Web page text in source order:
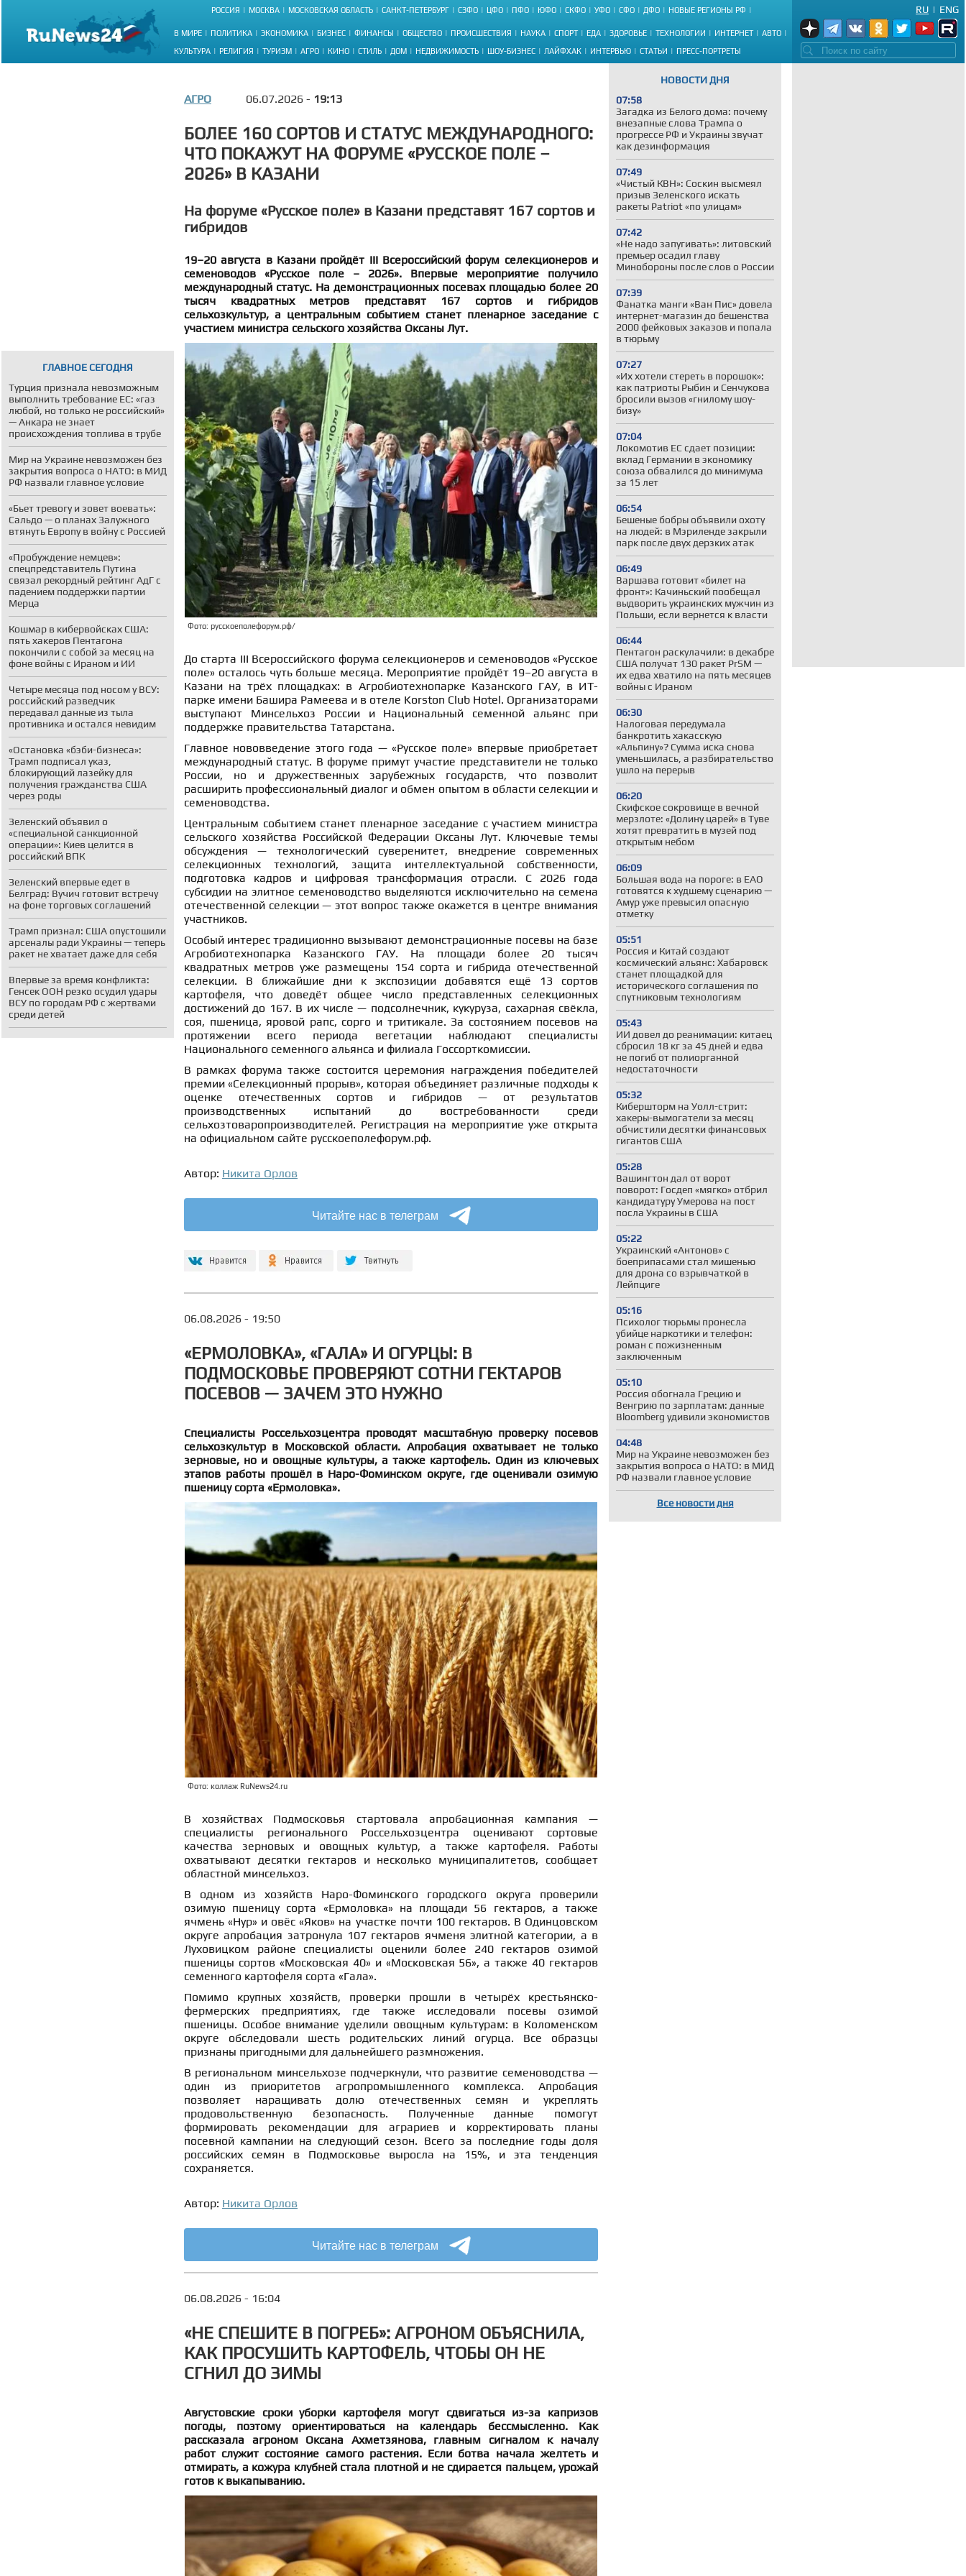
РОССИЯ МОСКВА МОСКОВСКАЯ ОБЛАСТЬ САНКТ-ПЕТЕРБУРГ СЗФО ЦФО ПФО ЮФО СКФО УФО СФО ДФО НОВЫЕ РЕГИОНЫ РФ
В МИРЕ ПОЛИТИКА ЭКОНОМИКА БИЗНЕС ФИНАНСЫ ОБЩЕСТВО ПРОИСШЕСТВИЯ НАУКА СПОРТ ЕДА ЗДОРОВЬЕ ТЕХНОЛОГИИ ИНТЕРНЕТ АВТО
КУЛЬТУРА РЕЛИГИЯ ТУРИЗМ АГРО КИНО СТИЛЬ ДОМ НЕДВИЖИМОСТЬ ШОУ-БИЗНЕС ЛАЙФХАК ИНТЕРВЬЮ СТАТЬИ ПРЕСС-ПОРТРЕТЫ
ENG
|
RU
ГЛАВНОЕ СЕГОДНЯ
Турция признала невозможным
выполнить требование ЕС: «газ
любой, но только не российский»
— Анкара не знает
происхождения топлива в трубе
Мир на Украине невозможен без
закрытия вопроса о НАТО: в МИД
РФ назвали главное условие
«Бьет тревогу и зовет воевать»:
Сальдо — о планах Залужного
втянуть Европу в войну с Россией
«Пробуждение немцев»:
спецпредставитель Путина
связал рекордный рейтинг АдГ с
падением поддержки партии
Мерца
Кошмар в кибервойсках США:
пять хакеров Пентагона
покончили с собой за месяц на
фоне войны с Ираном и ИИ
Четыре месяца под носом у ВСУ:
российский разведчик
передавал данные из тыла
противника и остался невидим
«Остановка «бэби-бизнеса»:
Трамп подписал указ,
блокирующий лазейку для
получения гражданства США
через роды
Зеленский объявил о
«специальной санкционной
операции»: Киев целится в
российский ВПК
Зеленский впервые едет в
Белград: Вучич готовит встречу
на фоне торговых соглашений
Трамп признал: США опустошили
арсеналы ради Украины — теперь
ракет не хватает даже для себя
Впервые за время конфликта:
Генсек ООН резко осудил удары
ВСУ по городам РФ с жертвами
среди детей
НОВОСТИ ДНЯ
07:58
Загадка из Белого дома: почему
внезапные слова Трампа о
прогрессе РФ и Украины звучат
как дезинформация
07:49
«Чистый КВН»: Соскин высмеял
призыв Зеленского искать
ракеты Patriot «по улицам»
07:42
«Не надо запугивать»: литовский
премьер осадил главу
Минобороны после слов о России
07:39
Фанатка манги «Ван Пис» довела
интернет-магазин до бешенства
2000 фейковых заказов и попала
в тюрьму
07:27
«Их хотели стереть в порошок»:
как патриоты Рыбин и Сенчукова
бросили вызов «гнилому шоу-
бизу»
07:04
Локомотив ЕС сдает позиции:
вклад Германии в экономику
союза обвалился до минимума
за 15 лет
06:54
Бешеные бобры объявили охоту
на людей: в Мэриленде закрыли
парк после двух дерзких атак
06:49
Варшава готовит «билет на
фронт»: Качиньский пообещал
выдворить украинских мужчин из
Польши, если вернется к власти
06:44
Пентагон раскулачили: в декабре
США получат 130 ракет PrSM —
их едва хватило на пять месяцев
войны с Ираном
06:30
Налоговая передумала
банкротить хакасскую
«Альпину»? Сумма иска снова
уменьшилась, а разбирательство
ушло на перерыв
06:20
Скифское сокровище в вечной
мерзлоте: «Долину царей» в Туве
хотят превратить в музей под
открытым небом
06:09
Большая вода на пороге: в ЕАО
готовятся к худшему сценарию —
Амур уже превысил опасную
отметку
05:51
Россия и Китай создают
космический альянс: Хабаровск
станет площадкой для
исторического соглашения по
спутниковым технологиям
05:43
ИИ довел до реанимации: китаец
сбросил 18 кг за 45 дней и едва
не погиб от полиорганной
недостаточности
05:32
Кибершторм на Уолл-стрит:
хакеры-вымогатели за месяц
обчистили десятки финансовых
гигантов США
05:28
Вашингтон дал от ворот
поворот: Госдеп «мягко» отбрил
кандидатуру Умерова на пост
посла Украины в США
05:22
Украинский «Антонов» с
боеприпасами стал мишенью
для дрона со взрывчаткой в
Лейпциге
05:16
Психолог тюрьмы пронесла
убийце наркотики и телефон:
роман с пожизненным
заключенным
05:10
Россия обогнала Грецию и
Венгрию по зарплатам: данные
Bloomberg удивили экономистов
04:48
Мир на Украине невозможен без
закрытия вопроса о НАТО: в МИД
РФ назвали главное условие
Все новости дня
АГРО 06.07.2026 - 19:13
БОЛЕЕ 160 СОРТОВ И СТАТУС МЕЖДУНАРОДНОГО:
ЧТО ПОКАЖУТ НА ФОРУМЕ «РУССКОЕ ПОЛЕ –
2026» В КАЗАНИ
На форуме «Русское поле» в Казани представят 167 сортов и
гибридов
19–20 августа в Казани пройдёт III Всероссийский форум селекционеров и
семеноводов «Русское поле – 2026». Впервые мероприятие получило
международный статус. На демонстрационных посевах площадью более 20
тысяч квадратных метров представят 167 сортов и гибридов
сельхозкультур, а центральным событием станет пленарное заседание с
участием министра сельского хозяйства Оксаны Лут.
Фото: русскоеполефорум.рф/
До старта III Всероссийского форума селекционеров и семеноводов «Русское
поле» осталось чуть больше месяца. Мероприятие пройдёт 19–20 августа в
Казани на трёх площадках: в Агробиотехнопарке Казанского ГАУ, в ИТ-
парке имени Башира Рамеева и в отеле Korston Club Hotel. Организаторами
выступают Минсельхоз России и Национальный семенной альянс при
поддержке правительства Татарстана.
Главное нововведение этого года — «Русское поле» впервые приобретает
международный статус. В форуме примут участие представители не только
России, но и дружественных зарубежных государств, что позволит
расширить профессиональный диалог и обмен опытом в области селекции и
семеноводства.
Центральным событием станет пленарное заседание с участием министра
сельского хозяйства Российской Федерации Оксаны Лут. Ключевые темы
обсуждения — технологический суверенитет, внедрение современных
селекционных технологий, защита интеллектуальной собственности,
подготовка кадров и цифровая трансформация отрасли. С 2026 года
субсидии на элитное семеноводство выделяются исключительно на семена
отечественной селекции — этот вопрос также окажется в центре внимания
участников.
Особый интерес традиционно вызывают демонстрационные посевы на базе
Агробиотехнопарка Казанского ГАУ. На площади более 20 тысяч
квадратных метров уже размещены 154 сорта и гибрида отечественной
селекции. В ближайшие дни к экспозиции добавятся ещё 13 сортов
картофеля, что доведёт общее число представленных селекционных
достижений до 167. В их числе — подсолнечник, кукуруза, сахарная свёкла,
соя, пшеница, яровой рапс, сорго и тритикале. За состоянием посевов на
протяжении всего периода вегетации наблюдают специалисты
Национального семенного альянса и филиала Госсорткомиссии.
В рамках форума также состоится церемония награждения победителей
премии «Селекционный прорыв», которая объединяет различные подходы к
оценке отечественных сортов и гибридов — от результатов
производственных испытаний до востребованности среди
сельхозтоваропроизводителей. Регистрация на мероприятие уже открыта
на официальном сайте русскоеполефорум.рф.
Автор: Никита Орлов
Читайте нас в телеграм
06.08.2026 - 19:50
«ЕРМОЛОВКА», «ГАЛА» И ОГУРЦЫ: В
ПОДМОСКОВЬЕ ПРОВЕРЯЮТ СОТНИ ГЕКТАРОВ
ПОСЕВОВ — ЗАЧЕМ ЭТО НУЖНО
Специалисты Россельхозцентра проводят масштабную проверку посевов
сельхозкультур в Московской области. Апробация охватывает не только
зерновые, но и овощные культуры, а также картофель. Один из ключевых
этапов работы прошёл в Наро-Фоминском округе, где оценивали озимую
пшеницу сорта «Ермоловка».
Фото: коллаж RuNews24.ru
В хозяйствах Подмосковья стартовала апробационная кампания —
специалисты регионального Россельхозцентра оценивают сортовые
качества зерновых и овощных культур, а также картофеля. Работы
охватывают десятки гектаров и несколько муниципалитетов, сообщает
областной минсельхоз.
В одном из хозяйств Наро-Фоминского городского округа проверили
озимую пшеницу сорта «Ермоловка» на площади 56 гектаров, а также
ячмень «Нур» и овёс «Яков» на участке почти 100 гектаров. В Одинцовском
округе апробация затронула 107 гектаров ячменя элитной категории, а в
Луховицком районе специалисты оценили более 240 гектаров озимой
пшеницы сортов «Московская 40» и «Московская 56», а также 40 гектаров
семенного картофеля сорта «Гала».
Помимо крупных хозяйств, проверки прошли в четырёх крестьянско-
фермерских предприятиях, где также исследовали посевы озимой
пшеницы. Особое внимание уделили овощным культурам: в Коломенском
округе обследовали шесть родительских линий огурца. Все образцы
признаны пригодными для дальнейшего размножения.
В региональном минсельхозе подчеркнули, что развитие семеноводства —
один из приоритетов агропромышленного комплекса. Апробация
позволяет наращивать долю отечественных семян и укреплять
продовольственную безопасность. Полученные данные помогут
формировать рекомендации для аграриев и корректировать планы
посевной кампании на следующий сезон. Всего за последние годы доля
российских семян в Подмосковье выросла на 15%, и эта тенденция
сохраняется.
Автор: Никита Орлов
Читайте нас в телеграм
06.08.2026 - 16:04
«НЕ СПЕШИТЕ В ПОГРЕБ»: АГРОНОМ ОБЪЯСНИЛА,
КАК ПРОСУШИТЬ КАРТОФЕЛЬ, ЧТОБЫ ОН НЕ
СГНИЛ ДО ЗИМЫ
Августовские сроки уборки картофеля могут сдвигаться из-за капризов
погоды, поэтому ориентироваться на календарь бессмысленно. Как
рассказала агроном Оксана Ахметзянова, главным сигналом к началу
работ служит состояние самого растения. Если ботва начала желтеть и
отмирать, а кожура клубней стала плотной и не сдирается пальцем, урожай
готов к выкапыванию.